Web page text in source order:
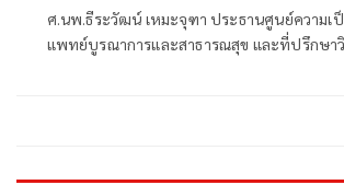
ศ.นพ.ธีระวัฒน์ เหมะจุฑา ประธานศูนย์ความเ
แพทย์บูรณาการและสาธารณสุข และที่ปรึกษา